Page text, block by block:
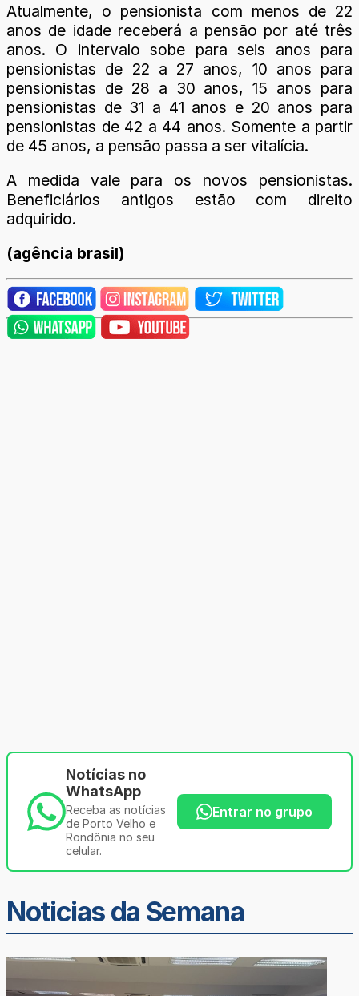
Atualmente, o pensionista com menos de 22
anos de idade receberá a pensão por até três
anos. O intervalo sobe para seis anos para
pensionistas de 22 a 27 anos, 10 anos para
pensionistas de 28 a 30 anos, 15 anos para
pensionistas de 31 a 41 anos e 20 anos para
pensionistas de 42 a 44 anos. Somente a partir
de 45 anos, a pensão passa a ser vitalícia.
A medida vale para os novos pensionistas.
Beneficiários antigos estão com direito
adquirido.
(agência brasil)
Notícias no
WhatsApp
Receba as notícias
de Porto Velho e
Rondônia no seu
celular.
Entrar no grupo
Noticias da Semana